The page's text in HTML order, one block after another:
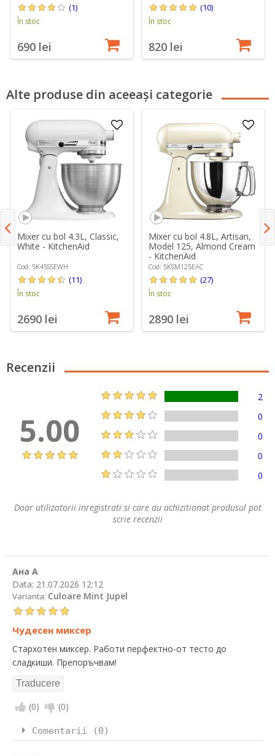
(1)
În stoc
690 lei
(10)
În stoc
820 lei
Alte produse din aceeași categorie
Mixer cu bol 4.3L, Classic,
White - KitchenAid
Cod: 5K45SSEWH
(11)
În stoc
2690 lei
Mixer cu bol 4.8L, Artisan,
Model 125, Almond Cream
- KitchenAid
Cod: 5KSM125EAC
(27)
În stoc
2890 lei
Recenzii
5.00
2
0
0
0
0
Doar utilizatorii inregistrati si care au achizitionat produsul pot
scrie recenzii
Ана А
Data: 21.07.2026 12:12
Varianta: Culoare Mint Jupel
Чудесен миксер
Стархотен миксер. Работи перфектно-от тесто до
сладкиши. Препоръчвам!
(0) (0)
Comentarii (0)